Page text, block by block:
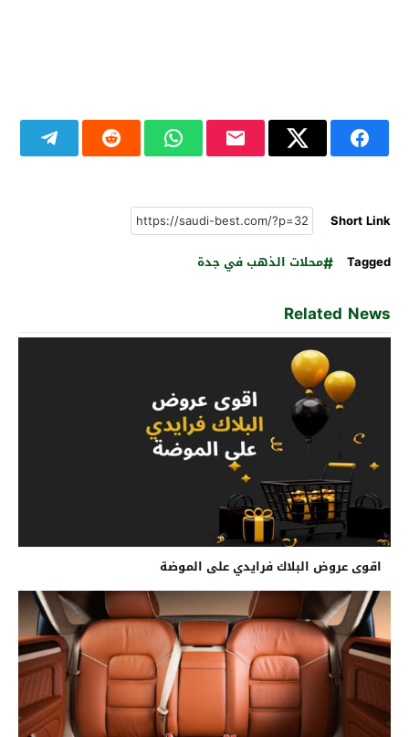
Short Link
Tagged
محلات الذهب في جدة
Related News
اقوى عروض البلاك فرايدي على الموضة